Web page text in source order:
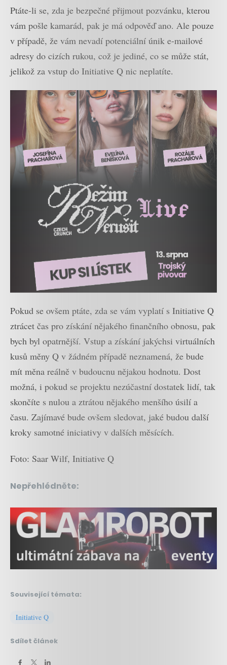
Ptáte-li se, zda je bezpečné přijmout pozvánku, kterou
vám pošle kamarád, pak je má odpověď ano. Ale pouze
v případě, že vám nevadí potenciální únik e-mailové
adresy do cizích rukou, což je jediné, co se může stát,
jelikož za vstup do Initiative Q nic neplatíte.
Pokud se ovšem ptáte, zda se vám vyplatí s Initiative Q
ztrácet čas pro získání nějakého finančního obnosu, pak
bych byl opatrnější. Vstup a získání jakýchsi virtuálních
kusů měny Q v žádném případě neznamená, že bude
mít měna reálně v budoucnu nějakou hodnotu. Dost
možná, i pokud se projektu nezúčastní dostatek lidí, tak
skončíte s nulou a ztrátou nějakého menšího úsilí a
času. Zajímavé bude ovšem sledovat, jaké budou další
kroky samotné iniciativy v dalších měsících.
Foto: Saar Wilf, Initiative Q
Nepřehlédněte:
Související témata:
Initiative Q
Sdílet článek